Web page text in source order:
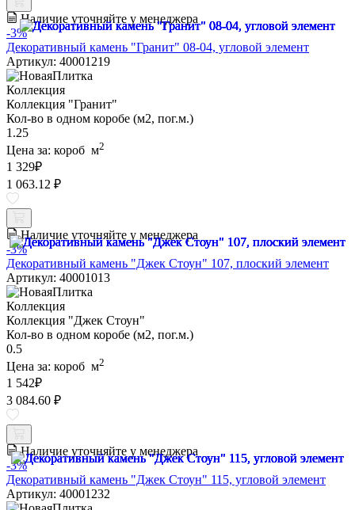
Наличие уточняйте у менеджера
-3%
Декоративный камень "Гранит" 08-04, угловой элемент
Артикул: 40001219
Коллекция
Коллекция "Гранит"
Кол-во в одном коробе (м2, пог.м.)
1.25
Цена за: короб м2
1 329₽
1 063.12 ₽
Наличие уточняйте у менеджера
-3%
Декоративный камень "Джек Стоун" 107, плоский элемент
Артикул: 40001013
Коллекция
Коллекция "Джек Стоун"
Кол-во в одном коробе (м2, пог.м.)
0.5
Цена за: короб м2
1 542₽
3 084.60 ₽
Наличие уточняйте у менеджера
-3%
Декоративный камень "Джек Стоун" 115, угловой элемент
Артикул: 40001232